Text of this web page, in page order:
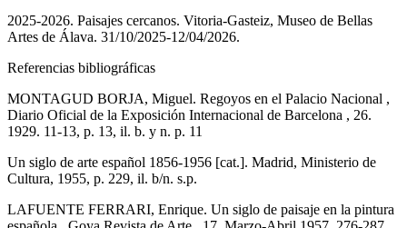
2025-2026. Paisajes cercanos. Vitoria-Gasteiz, Museo de Bellas
Artes de Álava. 31/10/2025-12/04/2026.
Referencias bibliográficas
MONTAGUD BORJA, Miguel. Regoyos en el Palacio Nacional ,
Diario Oficial de la Exposición Internacional de Barcelona , 26.
1929. 11-13, p. 13, il. b. y n. p. 11
Un siglo de arte español 1856-1956 [cat.]. Madrid, Ministerio de
Cultura, 1955, p. 229, il. b/n. s.p.
LAFUENTE FERRARI, Enrique. Un siglo de paisaje en la pintura